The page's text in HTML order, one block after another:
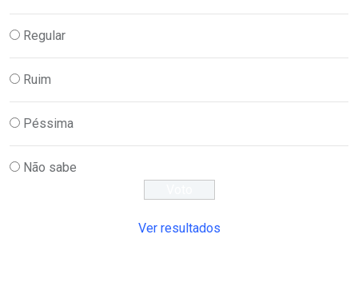
Regular
Ruim
Péssima
Não sabe
Ver resultados